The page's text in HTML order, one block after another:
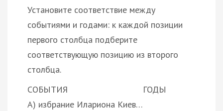
Установите соответствие между
событиями и годами: к каждой позиции
первого столбца подберите
соответствующую позицию из второго
столбца.
СОБЫТИЯ
ГОДЫ
А) избрание Илариона Киев…